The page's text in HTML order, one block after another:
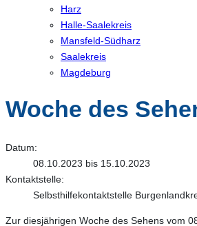
Harz
Halle-Saalekreis
Mansfeld-Südharz
Saalekreis
Magdeburg
Woche des
Datum:
08.10.2023 bis 15.10.2023
Kontaktstelle:
Selbsthilfekontaktstelle
Zur diesjährigen Woche des Sehens vom